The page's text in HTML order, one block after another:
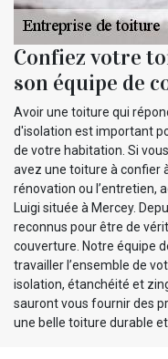
Confiez votre
son équipe de
Avoir une toiture qui
d'isolation est important
de votre habitation. Si
avez une toiture à confier
rénovation ou l’entretien,
Luigi située à Mercey.
reconnus pour être de
couverture. Notre équipe
travailler l’ensemble de
isolation, étanchéité et
sauront vous fournir des
une belle toiture durable et